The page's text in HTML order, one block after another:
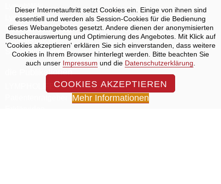
LymphWiki
Lymphbibliothek
Tipps für den Alltag
Expertensuche
Selbsthilfegruppen
die Publikationen
LYMPHOLIFE
Dieser Internetauftritt setzt Cookies ein. Einige von ihnen sind
essentiell und werden als Session-Cookies für die Bedienung
dieses Webangebotes gesetzt. Andere dienen der anonymisierten
Besucherauswertung und Optimierung des Angebotes. Mit Klick auf
'Cookies akzeptieren' erklären Sie sich einverstanden, dass weitere
Cookies in Ihrem Browser hinterlegt werden. Bitte beachten Sie
auch unser Impressum und die Datenschutzerklärung
COOKIES AKZEPTIEREN
Mehr Informationen